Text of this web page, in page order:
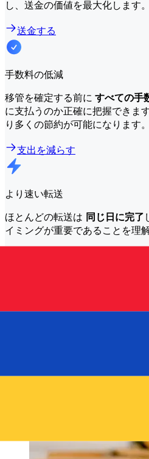
し、送金の価値を最大化します。
送金する
手数料の低減
移管を確定する前に すべての手
に支払うのか正確に把握できま
り多くの節約が可能になります。
支出を減らす
より速い転送
ほとんどの転送は 同じ日に完了
イミングが重要であることを理